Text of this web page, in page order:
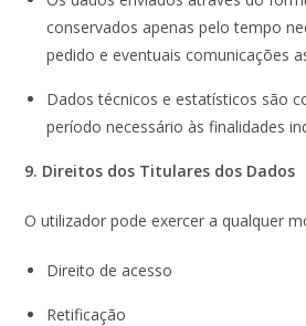
conservados apenas pelo tempo
pedido e eventuais comunicações
Dados técnicos e estatísticos são
período necessário às finalidades
9. Direitos dos Titulares dos Dados
O utilizador pode exercer a qualquer
Direito de acesso
Retificação